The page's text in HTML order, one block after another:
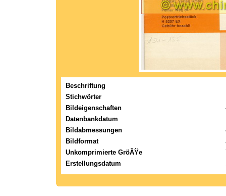
Beschriftung
Stichwörter
Bildeigenschaften
Datenbankdatum
Bildabmessungen
Bildformat
Unkomprimierte GröÃŸe
Erstellungsdatum